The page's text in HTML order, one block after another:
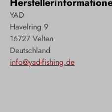
YAD
Havelring 9
16727 Velten
Deutschland
info@yad-fishing.de